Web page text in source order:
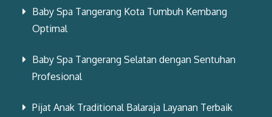
Baby Spa Tangerang Kota Tumbuh Kembang
Optimal
Baby Spa Tangerang Selatan dengan Sentuhan
Profesional
Pijat Anak Traditional Balaraja Layanan Terbaik